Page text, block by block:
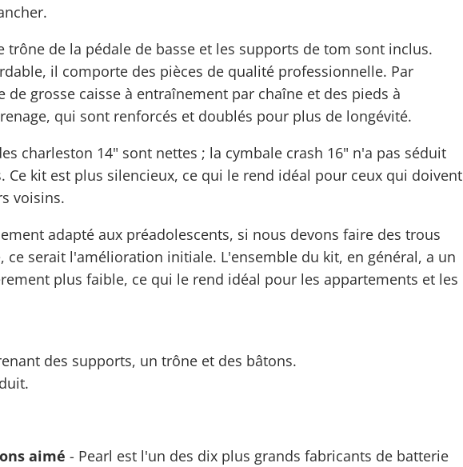
trône de la pédale de basse et les supports de tom sont inclus.
il comporte des pièces de qualité professionnelle. Par
de grosse caisse à entraînement par chaîne et des pieds à
qui sont renforcés et doublés pour plus de longévité.
charleston 14" sont nettes ; la cymbale crash 16" n'a pas séduit
Ce kit est plus silencieux, ce qui le rend idéal pour ceux qui doivent
voisins.
adapté aux préadolescents, si nous devons faire des trous
ce serait l'amélioration initiale. L'ensemble du kit, en général, a un
plus faible, ce qui le rend idéal pour les appartements et les
des supports, un trône et des bâtons.
aimé - Pearl est l'un des dix plus grands fabricants de batterie